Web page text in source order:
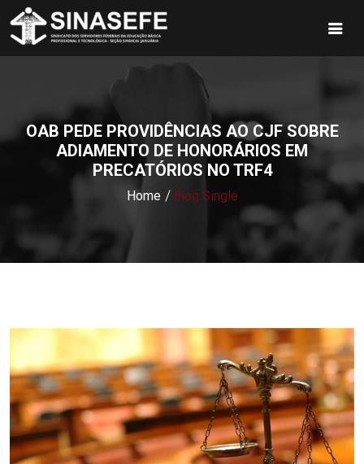
OAB PEDE PROVIDÊNCIAS AO CJF SOBRE
ADIAMENTO DE HONORÁRIOS EM
PRECATÓRIOS NO TRF4
Home Blog Single